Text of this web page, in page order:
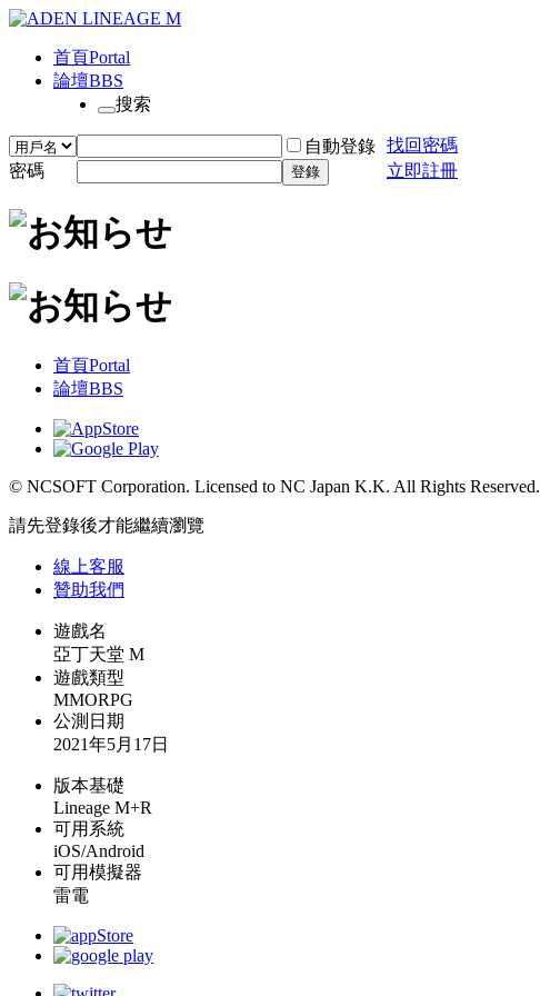
首頁Portal
論壇BBS
搜索
自動登錄 找回密碼
密碼
登錄 立即註冊
首頁Portal
論壇BBS
© NCSOFT Corporation. Licensed to NC Japan K.K. All Rights Reserved.
請先登錄後才能繼續瀏覽
線上客服
贊助我們
遊戲名
亞丁天堂 M
遊戲類型
MMORPG
公測日期
2021年5月17日
版本基礎
Lineage M+R
可用系統
iOS/Android
可用模擬器
雷電